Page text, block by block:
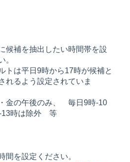
候補を抽出したい時間帯を設
。
トは平日9時から17時が候補と
れるよう設定されていま
金の午後のみ、 毎日9時-10
13時は除外 等
間を設定ください。